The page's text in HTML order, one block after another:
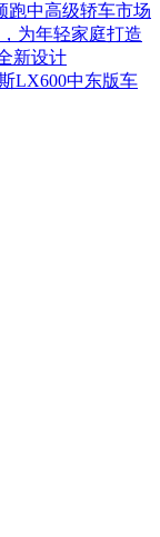
跑中高级轿车市场
为年轻家庭打造
新设计
LX600中东版车